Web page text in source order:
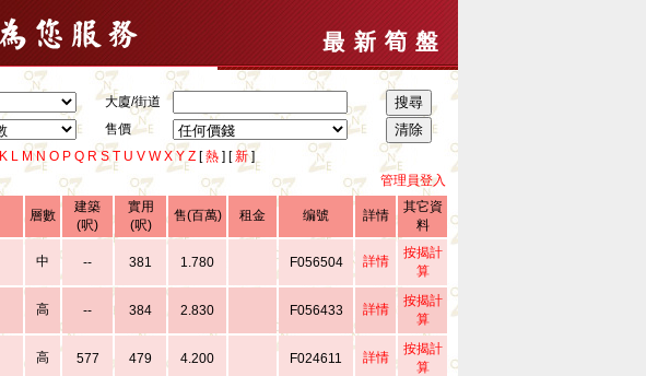
大廈/街道
售價
K L M N O P Q R S T U V W X Y Z [熱 ] [新]
管理員登入
層數
建築
(呎)
實用
(呎)
售(百萬) 租金 编號 詳情
其它資
料
中 -- 381 1.780 F056504 詳情
按揭計
算
高 -- 384 2.830 F056433 詳情
按揭計
算
高 577 479 4.200 F024611 詳情
按揭計
算